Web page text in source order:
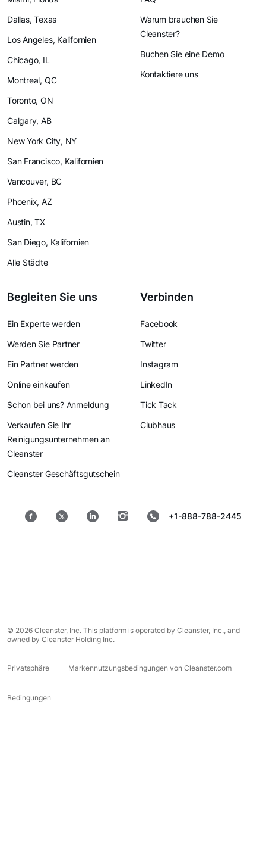
Dallas, Texas
Los Angeles, Kalifornien
Chicago, IL
Montreal, QC
Toronto, ON
Calgary, AB
New York City, NY
San Francisco, Kalifornien
Vancouver, BC
Phoenix, AZ
Austin, TX
San Diego, Kalifornien
Alle Städte
Warum brauchen Sie
Cleanster?
Buchen Sie eine Demo
Kontaktiere uns
Begleiten Sie uns
Ein Experte werden
Werden Sie Partner
Ein Partner werden
Online einkaufen
Schon bei uns? Anmeldung
Verkaufen Sie Ihr
Reinigungsunternehmen an
Cleanster
Cleanster Geschäftsgutschein
Verbinden
Facebook
Twitter
Instagram
LinkedIn
Tick Tack
Clubhaus
+1-888-788-2445
© 2026 Cleanster, Inc. This platform is operated by Cleanster, Inc., and
owned by Cleanster Holding Inc.
Privatsphäre Markennutzungsbedingungen von Cleanster.com
Bedingungen